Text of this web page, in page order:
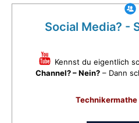
Social Media? -
Kennst du eigentlich
Channel? – Nein?– Dann
Technikermathe